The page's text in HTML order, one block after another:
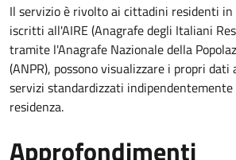
Il servizio è rivolto ai cittadini residenti
iscritti all'AIRE (Anagrafe degli Italiani
tramite l'Anagrafe Nazionale della
(ANPR), possono visualizzare i propri
servizi standardizzati indipendentemente
residenza.
Approfondimenti